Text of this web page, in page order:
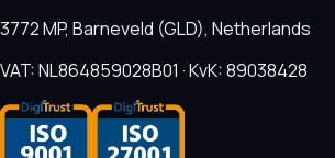
3772 MP, Barneveld (GLD), Netherlands
VAT: NL864859028B01 · KvK: 89038428